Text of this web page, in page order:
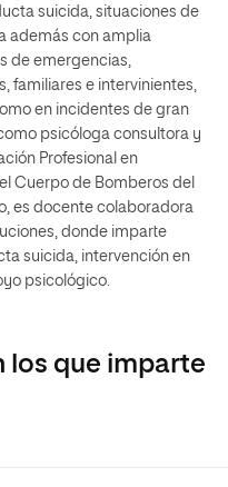
suicida, situaciones de
además con amplia
de emergencias,
familiares e intervinientes,
en incidentes de gran
psicóloga consultora y
Profesional en
Cuerpo de Bomberos del
es docente colaboradora
donde imparte
suicida, intervención en
psicológico.
los que imparte